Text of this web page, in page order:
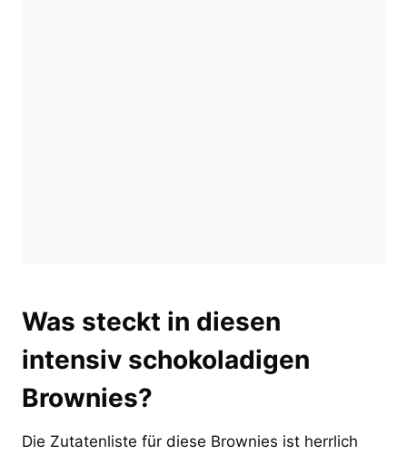
Was steckt in diesen
intensiv schokoladigen
Brownies?
Die Zutatenliste für diese Brownies ist herrlich